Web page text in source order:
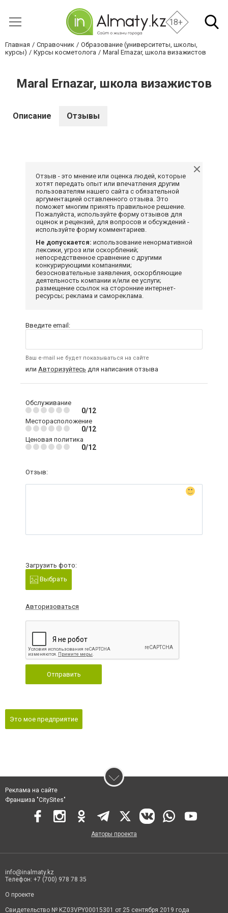
18+
Главная Справочник
Образование (университеты, школы,
курсы)
Курсы косметолога Maral Ernazar, школа визажистов
Maral Ernazar, школа визажистов
Описание Отзывы
Отзыв - это мнение или оценка людей, которые
хотят передать опыт или впечатления другим
пользователям нашего сайта с обязательной
аргументацией оставленного отзыва. Это
поможет многим принять правильное решение.
Пожалуйста, используйте форму отзывов для
оценок и рецензий, для вопросов и обсуждений -
используйте форму комментариев.
Не допускается: использование ненормативной
лексики, угроз или оскорблений;
непосредственное сравнение с другими
конкурирующими компаниями;
безосновательные заявления, оскорбляющие
деятельность компании и/или ее услуги;
размещение ссылок на сторонние интернет-
ресурсы; реклама и самореклама.
Введите email:
Ваш e-mail не будет показываться на сайте
или Авторизуйтесь для написания отзыва
Обслуживание
0/12
Месторасположение
0/12
Ценовая политика
0/12
Отзыв:
Загрузить фото:
Выбрать
Авторизоваться
Отправить
Это мое предприятие
Реклама на сайте
Франшиза "CitySites"
Авторы проекта
info@inalmaty.kz
Телефон: +7 (700) 978 78 35
О проекте
Свидетельство № KZ03VPY00015301 от 25 сентября 2019 года